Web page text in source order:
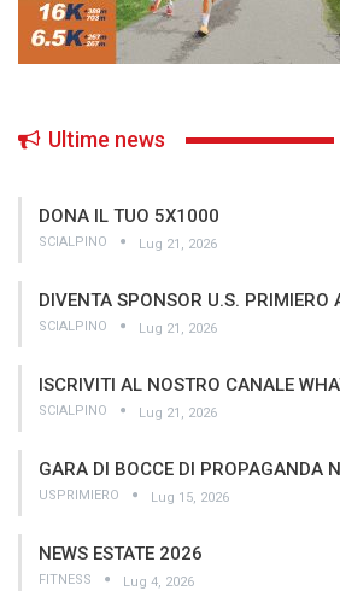
Ultime news
DONA IL TUO 5X1000
SCIALPINO Lug 21, 2026
DIVENTA SPONSOR U.S. PRIMIERO
SCIALPINO Lug 21, 2026
ISCRIVITI AL NOSTRO CANALE
SCIALPINO Lug 21, 2026
GARA DI BOCCE DI PROPAGANDA
USPRIMIERO Lug 15, 2026
NEWS ESTATE 2026
FITNESS Lug 4, 2026